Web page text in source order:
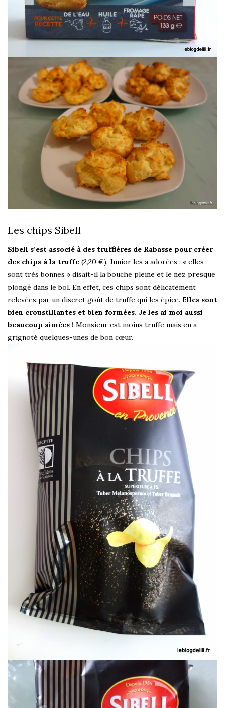
Les chips Sibell
Sibell s’est associé à des truffières de Rabasse pour créer
des chips à la truffe (2,20 €). Junior les a adorées : « elles
sont très bonnes » disait-il la bouche pleine et le nez presque
plongé dans le bol. En effet, ces chips sont délicatement
relevées par un discret goût de truffe qui les épice. Elles sont
bien croustillantes et bien formées. Je les ai moi aussi
beaucoup aimées ! Monsieur est moins truffe mais en a
grignoté quelques-unes de bon cœur.